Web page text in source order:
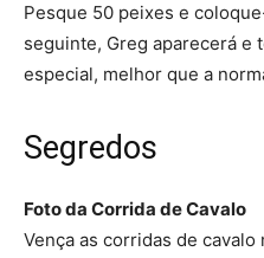
Pesque 50 peixes e
seguinte, Greg aparecerá e
especial, melhor que a
Segredos
Foto da Corrida de Cavalo
Vença as corridas de